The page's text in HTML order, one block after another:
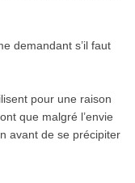
demandant s’il faut
pour une raison
que malgré l’envie
avant de se précipiter